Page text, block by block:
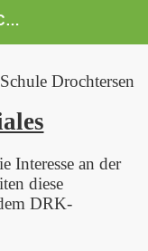
"FUN AND PRODUCTION" die Schülerfirma der Elbmarschen-Schule Drochtersen
Drochtersen
Interesse an der
diese
DRK-